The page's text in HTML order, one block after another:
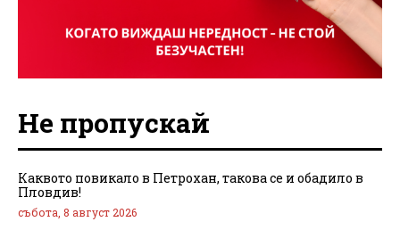
Не пропускай
Каквото повикало в Петрохан, такова се и обадило в
Пловдив!
събота, 8 август 2026